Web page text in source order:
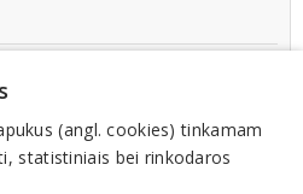
(angl. cookies) tinkamam
statistiniais bei rinkodaros